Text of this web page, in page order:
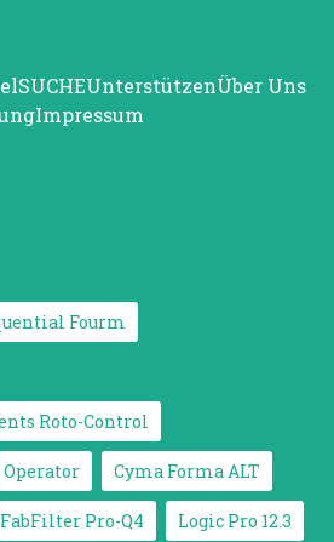
SUCHEUnterstützenÜber Uns
Impressum
Fourm
Roto-Control
Operator Cyma Forma ALT
FabFilter Pro-Q4 Logic Pro 12.3